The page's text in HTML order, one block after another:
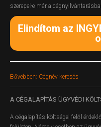
szerepel-e már a
Elindítom az
Bővebben: Cégnév keresés
A CÉGALAPÍTÁS ÜGYVÉDI
A cégalapítás költségei felől